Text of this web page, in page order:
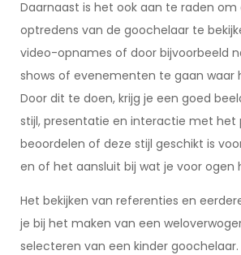
Daarnaast is het ook aan te raden om
optredens van de goochelaar te
video-opnames of door bijvoorbeeld
shows of evenementen te gaan waar
Door dit te doen, krijg je een goed
stijl, presentatie en interactie met het
beoordelen of deze stijl geschikt is
en of het aansluit bij wat je voor ogen
Het bekijken van referenties en
je bij het maken van een
selecteren van een kinder